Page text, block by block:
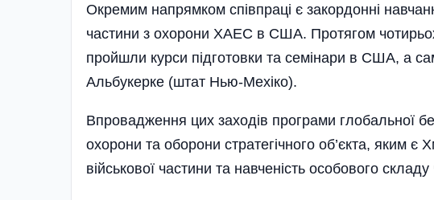
Окремим напрямком співпраці є закордонні
частини з охорони ХАЕС в США. Протягом чотирьох
пройшли курси підготовки та семінари в США, а
Альбукерке (штат Нью-Мехіко).
Впровадження цих заходів програми глобальної
охорони та оборони стратегічного об’єкта, яким є
військової частини та навченість особового